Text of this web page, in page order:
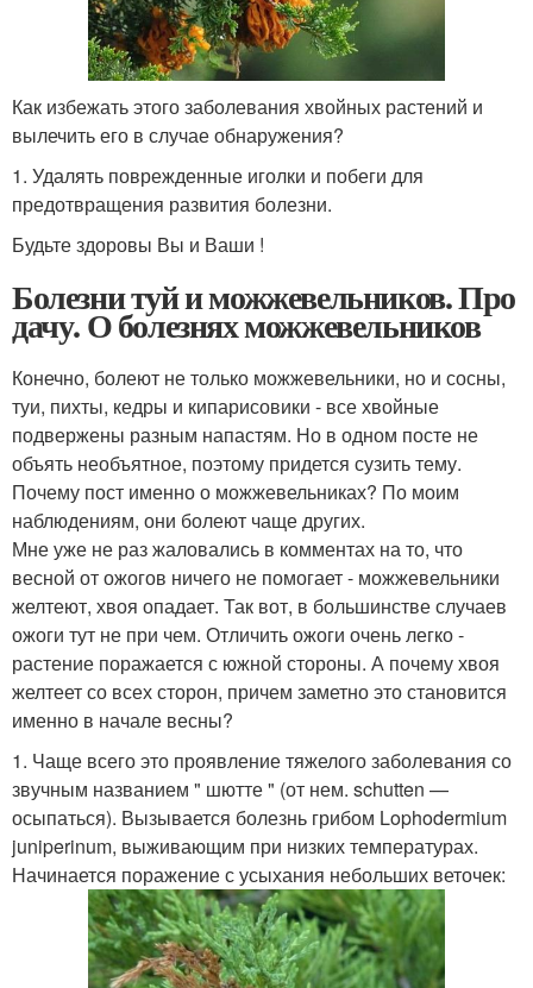
Как избежать этого заболевания хвойных растений и
вылечить его в случае обнаружения?
1. Удалять поврежденные иголки и побеги для
предотвращения развития болезни.
Будьте здоровы Вы и Ваши !
Болезни туй и можжевельников. Про
дачу. О болезнях можжевельников
Конечно, болеют не только можжевельники, но и сосны,
туи, пихты, кедры и кипарисовики - все хвойные
подвержены разным напастям. Но в одном посте не
объять необъятное, поэтому придется сузить тему.
Почему пост именно о можжевельниках? По моим
наблюдениям, они болеют чаще других.
Мне уже не раз жаловались в комментах на то, что
весной от ожогов ничего не помогает - можжевельники
желтеют, хвоя опадает. Так вот, в большинстве случаев
ожоги тут не при чем. Отличить ожоги очень легко -
растение поражается с южной стороны. А почему хвоя
желтеет со всех сторон, причем заметно это становится
именно в начале весны?
1. Чаще всего это проявление тяжелого заболевания со
звучным названием " шютте " (от нем. schutten —
осыпаться). Вызывается болезнь грибом Lophodermium
juniperinum, выживающим при низких температурах.
Начинается поражение с усыхания небольших веточек: